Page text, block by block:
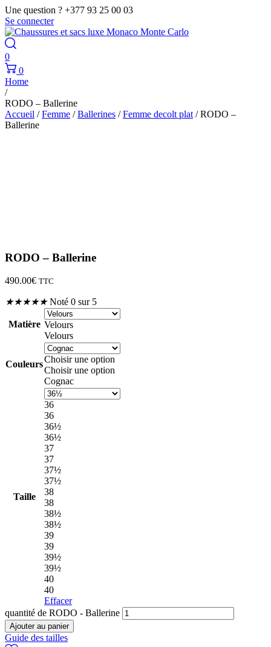
Une question ? +377 93 25 00 03
Se connecter
0
0
Home
/
RODO – Ballerine
Accueil /Femme /Ballerines /Femme decolt plat / RODO –
Ballerine
RODO – Ballerine
490.00€ TTC
★★★★★ Noté 0 sur 5
Matière Velours
Velours
CouleursChoisir une option
Choisir une option
Cognac
Taille
36
36
36½
36½
37
37
37½
37½
38
38
38½
38½
39
39
39½
39½
40
40
Effacer
quantité de RODO - Ballerine
Ajouter au panier
Guide des tailles